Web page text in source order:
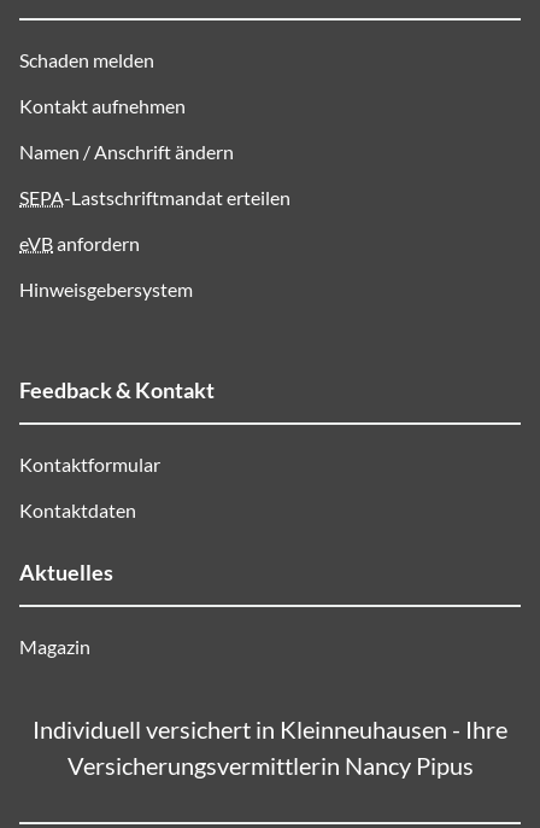
Schaden melden
Kontakt aufnehmen
Namen / Anschrift ändern
SEPA-Lastschriftmandat erteilen
eVBanfordern
Hinweisgebersystem
Feedback & Kontakt
Kontaktformular
Kontaktdaten
Aktuelles
Magazin
Individuell versichert in Kleinneuhausen - Ihre
Versicherungsvermittlerin Nancy Pipus